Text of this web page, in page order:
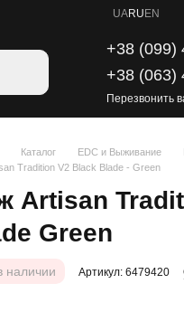
UARU EN
+38 (099)
+38 (063)
Перезвонить
Каталог EDC и Выживание
Tradition V2 Black Blade - Green
Artisan
Green
наличии Артикул: 6479420